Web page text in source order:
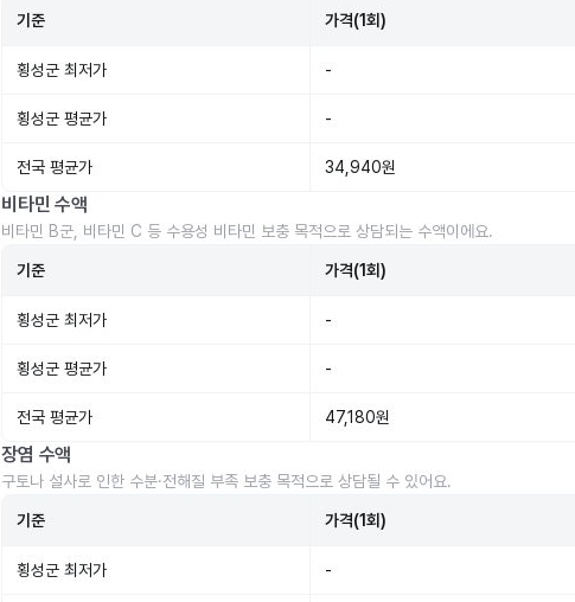
기준 가격(1회)
횡성군 최저가 -
횡성군 평균가 -
전국 평균가 34,940원
비타민 수액
비타민 B군, 비타민 C 등 수용성 비타민 보충 목적으로 상담되는 수액이에요.
기준 가격(1회)
횡성군 최저가 -
횡성군 평균가 -
전국 평균가 47,180원
장염 수액
구토나 설사로 인한 수분·전해질 부족 보충 목적으로 상담될 수 있어요.
기준 가격(1회)
횡성군 최저가 -